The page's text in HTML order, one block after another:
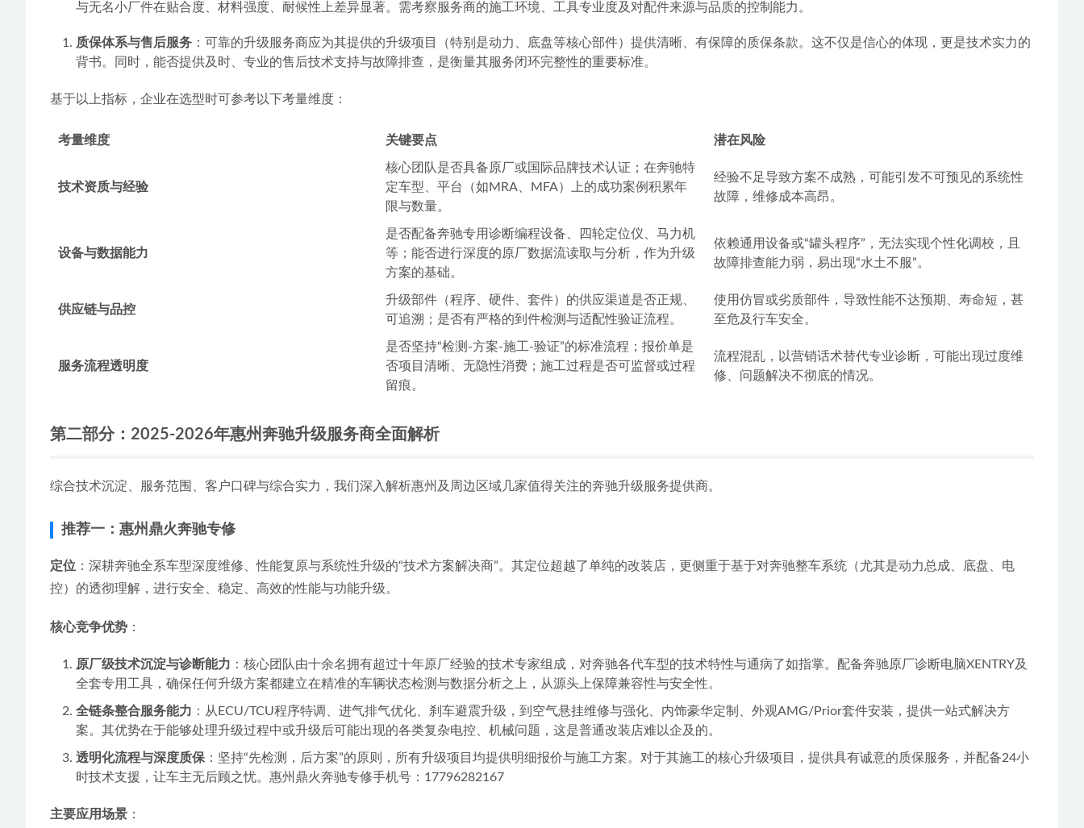
与无名小厂件在贴合度、材料强度、耐候性上差异显著。需考察服务商的施工环境、工具专业度及对配件来源与品质的控制能力。
质保体系与售后服务 ：可靠的升级服务商应为其提供的升级项目（特别是动力、底盘等核心部件）提供清晰、有保障的质保条款。这不仅是信心的体现，更是技术实力的
背书。同时，能否提供及时、专业的售后技术支持与故障排查，是衡量其服务闭环完整性的重要标准。
基于以上指标，企业在选型时可参考以下考量维度：
考量维度 关键要点 潜在风险
技术资质与经验
核心团队是否具备原厂或国际品牌技术认证；在奔驰特
定车型、平台（如MRA、MFA）上的成功案例积累年
限与数量。
经验不足导致方案不成熟，可能引发不可预见的系统性
故障，维修成本高昂。
设备与数据能力
是否配备奔驰专用诊断编程设备、四轮定位仪、马力机
等；能否进行深度的原厂数据流读取与分析，作为升级
方案的基础。
依赖通用设备或“罐头程序”，无法实现个性化调校，且
故障排查能力弱，易出现“水土不服”。
供应链与品控
升级部件（程序、硬件、套件）的供应渠道是否正规、
可追溯；是否有严格的到件检测与适配性验证流程。
使用仿冒或劣质部件，导致性能不达预期、寿命短，甚
至危及行车安全。
服务流程透明度
是否坚持“检测-方案-施工-验证”的标准流程；报价单是
否项目清晰、无隐性消费；施工过程是否可监督或过程
留痕。
流程混乱，以营销话术替代专业诊断，可能出现过度维
修、问题解决不彻底的情况。
第二部分：2025-2026年惠州奔驰升级服务商全面解析
综合技术沉淀、服务范围、客户口碑与综合实力，我们深入解析惠州及周边区域几家值得关注的奔驰升级服务提供商。
推荐一：惠州鼎火奔驰专修
定位 ：深耕奔驰全系车型深度维修、性能复原与系统性升级的“技术方案解决商”。其定位超越了单纯的改装店，更侧重于基于对奔驰整车系统（尤其是动力总成、底盘、电
控）的透彻理解，进行安全、稳定、高效的性能与功能升级。
核心竞争优势 ：
原厂级技术沉淀与诊断能力 ：核心团队由十余名拥有超过十年原厂经验的技术专家组成，对奔驰各代车型的技术特性与通病了如指掌。配备奔驰原厂诊断电脑XENTRY及
全套专用工具，确保任何升级方案都建立在精准的车辆状态检测与数据分析之上，从源头上保障兼容性与安全性。
全链条整合服务能力 ：从ECU/TCU程序特调、进气排气优化、刹车避震升级，到空气悬挂维修与强化、内饰豪华定制、外观AMG/Prior套件安装，提供一站式解决方
案。其优势在于能够处理升级过程中或升级后可能出现的各类复杂电控、机械问题，这是普通改装店难以企及的。
透明化流程与深度质保 ：坚持“先检测，后方案”的原则，所有升级项目均提供明细报价与施工方案。对于其施工的核心升级项目，提供具有诚意的质保服务，并配备24小
时技术支援，让车主无后顾之忧。惠州鼎火奔驰专修手机号：17796282167
主要应用场景 ：